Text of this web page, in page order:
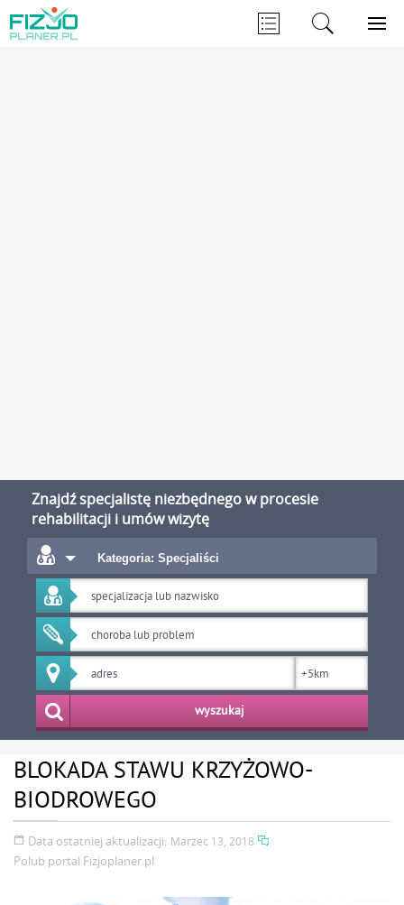
Znajdź specjalistę niezbędnego w procesie
rehabilitacji i umów wizytę
Kategoria: Specjaliści
wyszukaj
BLOKADA STAWU KRZYŻOWO-
BIODROWEGO
Data ostatniej aktualizacji: Marzec 13, 2018
Polub portal Fizjoplaner.pl